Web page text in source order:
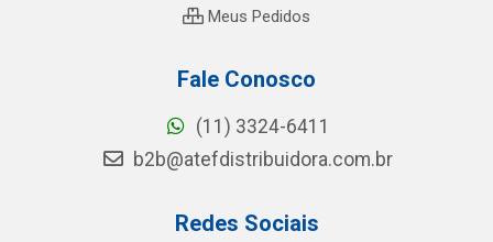
Meus Pedidos
Fale Conosco
(11) 3324-6411
b2b@atefdistribuidora.com.br
Redes Sociais